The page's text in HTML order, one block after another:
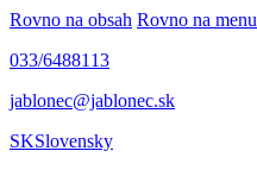
Rovno na obsah Rovno na menu
033/6488113
jablonec@jablonec.sk
SKSlovensky